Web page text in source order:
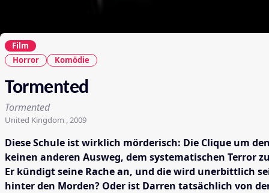
Film
Horror
Komödie
Tormented
Tormented
United Kingdom , 2009
Diese Schule ist wirklich mörderisch: Die Clique um
keinen anderen Ausweg, dem systematischen Terror
Er kündigt seine Rache an, und die wird unerbittlich
hinter den Morden? Oder ist Darren tatsächlich von